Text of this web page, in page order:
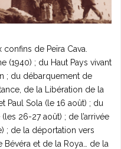
confins de Peïra Cava.
(1940) ; du Haut Pays vivant
; du débarquement de
de la Libération de la
Paul Sola (le 16 août) ; du
26-27 août) ; de l’arrivée
; de la déportation vers
Bévéra et de la Roya… de la